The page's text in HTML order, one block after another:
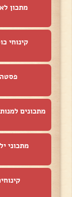
מתכון
קינוחי
פסטה
מתכונים
מתכוני